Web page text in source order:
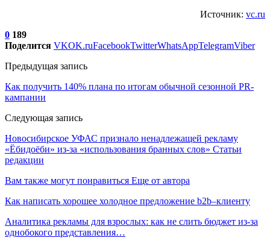
Источник: vc.ru
0 189
Поделится VKOK.ruFacebookTwitterWhatsAppTelegramViber
Предыдущая запись
Как получить 140% плана по итогам обычной сезонной PR-
кампании
Следующая запись
Новосибирское УФАС признало ненадлежащей рекламу
«Ёбидоёби» из-за «использования бранных слов» Статьи
редакции
Вам также могут понравиться Еще от автора
Как написать хорошее холодное предложение b2b–клиенту
Аналитика рекламы для взрослых: как не слить бюджет из-за
однобокого представления…